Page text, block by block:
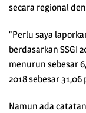
secara regional
“Perlu saya
berdasarkan SSGI
menurun sebesar
2018 sebesar
Namun ada